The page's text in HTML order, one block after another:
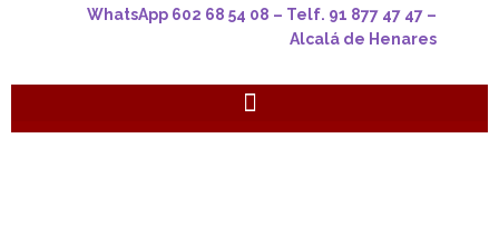
WhatsApp 602 68 54 08 – Telf. 91 877 47 47 –
Alcalá de Henares